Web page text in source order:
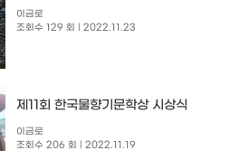
이금로
조회수 129 회
| 2022.11.23
제11회 한국물향기문학상 시상식
이금로
조회수 206 회
| 2022.11.19